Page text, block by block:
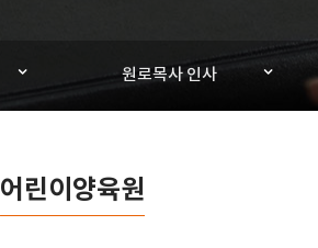
원로목사 인사
어린이양육원